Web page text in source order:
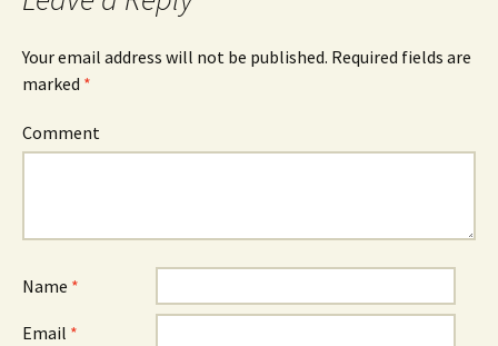
Your email address will not be published. Required fields are
marked *
Comment
Name *
Email *